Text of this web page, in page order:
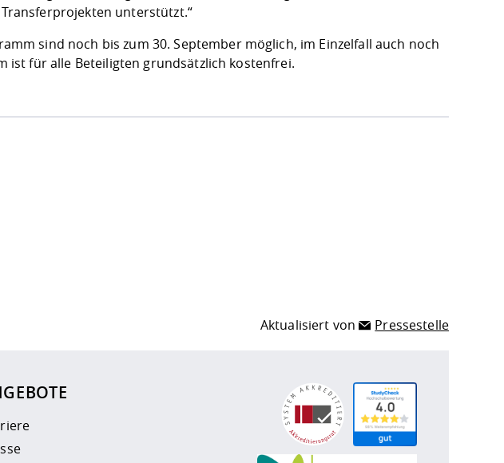
unterstützt.“
sind noch bis zum 30. September möglich, im Einzelfall auch noch
ist für alle Beteiligten grundsätzlich kostenfrei.
Aktualisiert von Pressestelle